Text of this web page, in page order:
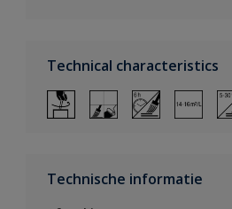
Technical characteristics
Technische informatie